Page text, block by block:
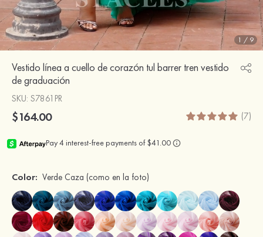
1 / 9
Vestido línea a cuello de corazón tul barrer tren vestido
de graduación
SKU: S7861PR
$164.00 (7)
Color: Verde Caza (como en la foto)